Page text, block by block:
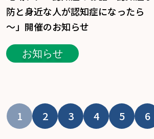
防と身近な人が認知症になったら
～」開催のお知らせ
お知らせ
1 2 3 4 5 6